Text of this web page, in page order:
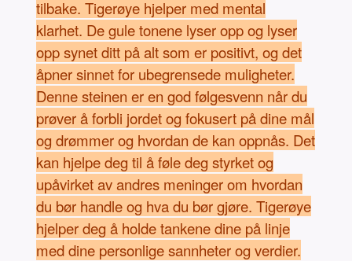
tilbake. Tigerøye hjelper med mental
klarhet. De gule tonene lyser opp og lyser
opp synet ditt på alt som er positivt, og det
åpner sinnet for ubegrensede muligheter.
Denne steinen er en god følgesvenn når du
prøver å forbli jordet og fokusert på dine mål
og drømmer og hvordan de kan oppnås. Det
kan hjelpe deg til å føle deg styrket og
upåvirket av andres meninger om hvordan
du bør handle og hva du bør gjøre. Tigerøye
hjelper deg å holde tankene dine på linje
med dine personlige sannheter og verdier.